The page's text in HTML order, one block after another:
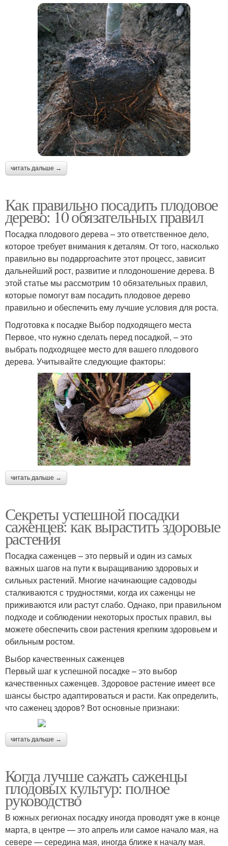
читать дальше →
Как правильно посадить плодовое
дерево: 10 обязательных правил
Посадка плодового дерева – это ответственное дело,
которое требует внимания к деталям. От того, насколько
правильно вы подapproachите этот процесс, зависит
дальнейший рост, развитие и плодоношение дерева. В
этой статье мы рассмотрим 10 обязательных правил,
которые помогут вам посадить плодовое дерево
правильно и обеспечить ему лучшие условия для роста.
Подготовка к посадке Выбор подходящего места
Первое, что нужно сделать перед посадкой, – это
выбрать подходящее место для вашего плодового
дерева. Учитывайте следующие факторы:
читать дальше →
Секреты успешной посадки
саженцев: как вырастить здоровые
растения
Посадка саженцев – это первый и один из самых
важных шагов на пути к выращиванию здоровых и
сильных растений. Многие начинающие садоводы
сталкиваются с трудностями, когда их саженцы не
приживаются или растут слабо. Однако, при правильном
подходе и соблюдении некоторых простых правил, вы
можете обеспечить свои растения крепким здоровьем и
обильным ростом.
Выбор качественных саженцев
Первый шаг к успешной посадке – это выбор
качественных саженцев. Здоровое растение имеет все
шансы быстро адаптироваться и расти. Как определить,
что саженец здоров? Вот основные признаки:
читать дальше →
Когда лучше сажать саженцы
плодовых культур: полное
руководство
В южных регионах посадку иногда проводят уже в конце
марта, в центре — это апрель или самое начало мая, на
севере — середина мая, иногда ближе к началу мая.